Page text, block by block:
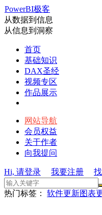
PowerBI极客
从数据到信息
从信息到洞察
首页
基础知识
DAX圣经
视频专区
作品展示
网站导航
会员权益
关于作者
向我提问
Hi, 请登录 我要注册
热门标签： 软件更新图表